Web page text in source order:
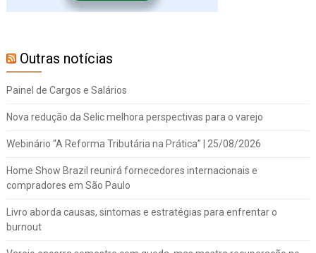
Outras notícias
Painel de Cargos e Salários
Nova redução da Selic melhora perspectivas para o varejo
Webinário “A Reforma Tributária na Prática” | 25/08/2026
Home Show Brazil reunirá fornecedores internacionais e
compradores em São Paulo
Livro aborda causas, sintomas e estratégias para enfrentar o
burnout